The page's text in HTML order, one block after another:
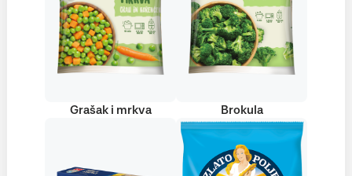
Grašak i mrkva Brokula